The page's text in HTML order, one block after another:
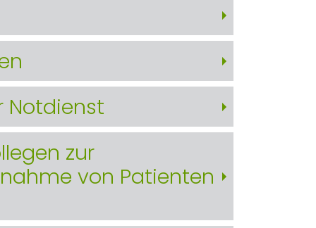
Notdienst
zur
von Patienten